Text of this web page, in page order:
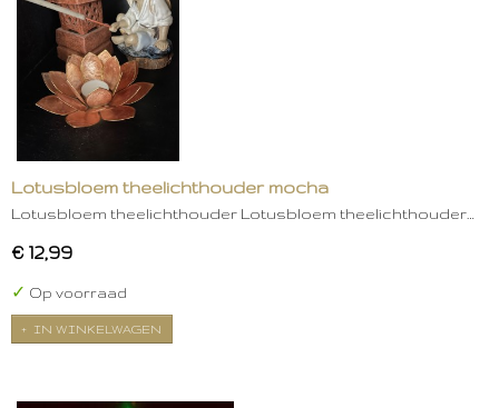
Lotusbloem theelichthouder mocha
Lotusbloem theelichthouder Lotusbloem theelichthouder…
€ 12,99
✓ Op voorraad
IN WINKELWAGEN